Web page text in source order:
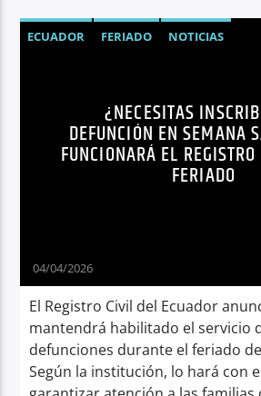
ECUADOR FERIADO
NOTICIAS
UNCATEGORIZED¿NECESITAS
DEFUNCIÓN EN SEMANA
FUNCIONARÁ EL
FERIADO
04/04/2026
El Registro Civil del Ecuador
mantendrá habilitado el servicio
defunciones durante el feriado
Según la institución, lo hará con